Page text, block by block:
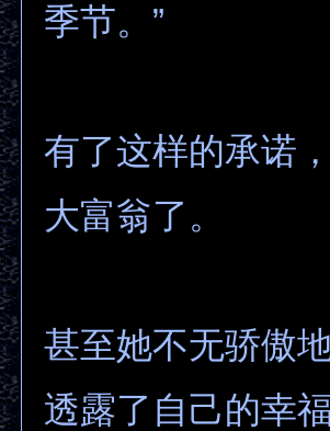
季节。”
有了这样的承诺
大富翁了。
甚至她不无骄傲
透露了自己的幸